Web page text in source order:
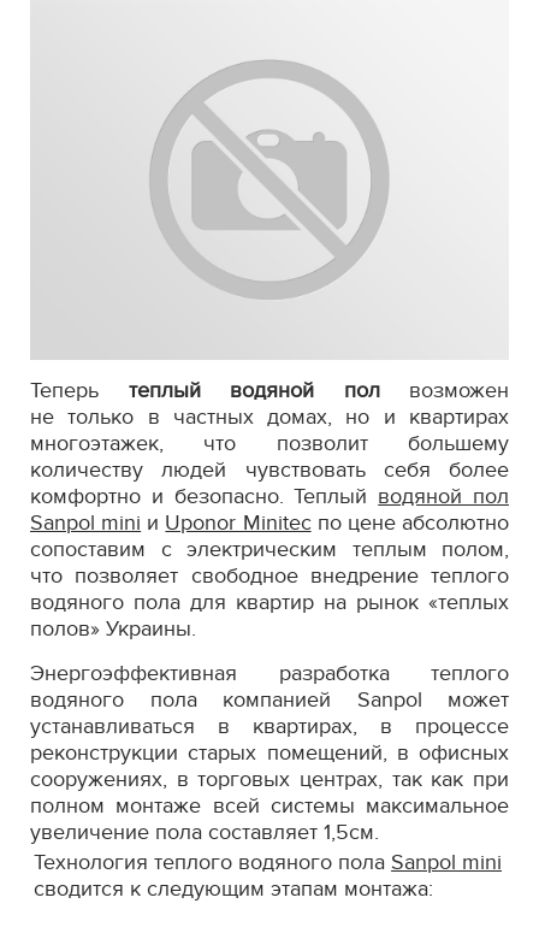
Теперь теплый водяной полвозможен
не только в частных домах, но и квартирах
многоэтажек, что позволит большему
количеству людей чувствовать себя более
комфортно и безопасно. Теплый водяной пол
Sanpol mini и Uponor Minitecпо цене абсолютно
сопоставим с электрическим теплым полом,
что позволяет свободное внедрение теплого
водяного пола для квартир на рынок «теплых
полов» Украины.
Энергоэффективная разработка теплого
водяного пола компанией Sanpol может
устанавливаться в квартирах, в процессе
реконструкции старых помещений, в офисных
сооружениях, в торговых центрах, так как при
полном монтаже всей системы максимальное
увеличение пола составляет 1,5см.
Технология теплого водяного пола Sanpol mini
сводится к следующим этапам монтажа: